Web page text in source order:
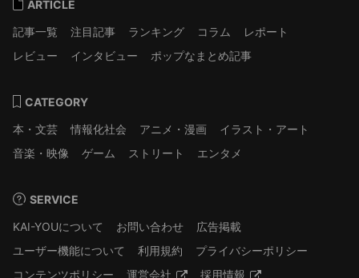
ARTICLE
記事一覧
注目記事 ランキング コラム
レポート
レビュー
インタビュー ポップなまとめ記事
CATEGORY
本・文芸
情報化社会 アニメ・漫画
イラスト・アート
音楽・映像
ゲーム ストリート エンタメ
SERVICE
KAI-YOUについて
お問い合わせ
広告掲載
ユーザー機能について
利用規約
プライバシーポリシー
コンテンツポリシー
運営会社 採用情報